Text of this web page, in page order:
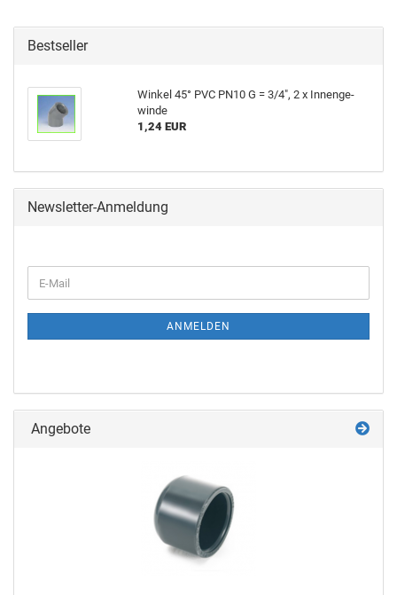
Bestseller
Win­kel 45° PVC PN10 G = 3/4", 2 x In­nen­ge­
win­de
1,24 EUR
Newsletter-Anmeldung
ANMELDEN
Angebote